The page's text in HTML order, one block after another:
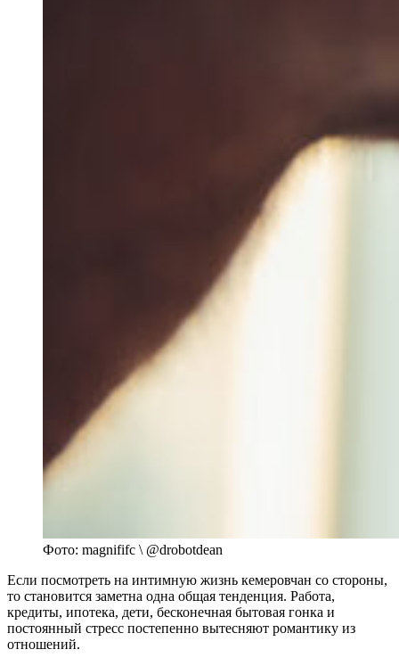
Фото: magnififc \ @drobotdean
Если посмотреть на интимную жизнь кемеровчан со стороны,
то становится заметна одна общая тенденция. Работа,
кредиты, ипотека, дети, бесконечная бытовая гонка и
постоянный стресс постепенно вытесняют романтику из
отношений.